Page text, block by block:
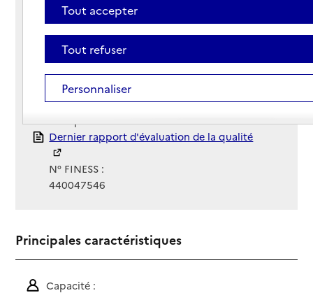
44400 - Rezé
Voir itinéraire
02 51 86 81 30
Contact
Contact
Site Internet
Site internet
Gestionnaire :
Groupe Émeis
Rapport HAS
Dernier rapport d'évaluation de la qualité
N° FINESS :
440047546
Principales caractéristiques
Capacité :
Tout accepter
Tout refuser
Personnaliser